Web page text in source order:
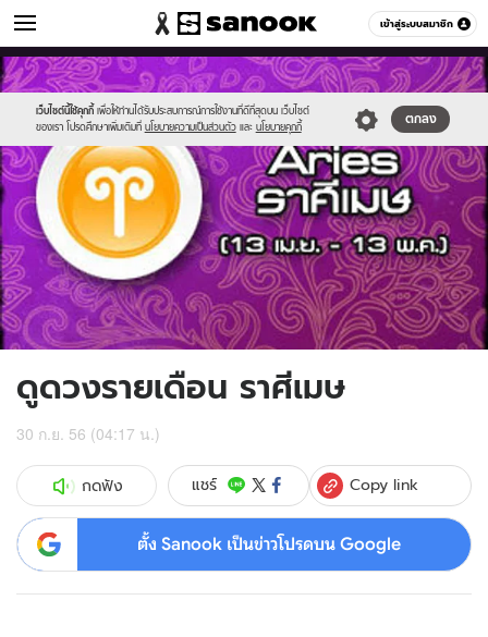
เข้าสู่ระบบสมาชิก
ดูดวง หมวดอื่นๆ
เว็บไซต์นี้ใช้คุกกี้ เพื่อให้ท่านได้รับประสบการณ์การใช้งานที่ดีที่สุดบน เว็บไซต์
ของเรา โปรดศึกษาเพิ่มเติมที่ นโยบายความเป็นส่วนตัว และ นโยบายคุกกี้
ตกลง
Sanook
//s.isanook.com/sr/0/images/logo-
new-
sanook.png
600
60
//s.isanook.com/ho/0/ud/10/52157/4aries.jpg
ดูดวงรายเดือน ราศีเมษ
30 ก.ย. 56 (04:17 น.)
กดฟัง แชร์ Copy link
ตั้ง Sanook เป็นข่าวโปรดบน Google